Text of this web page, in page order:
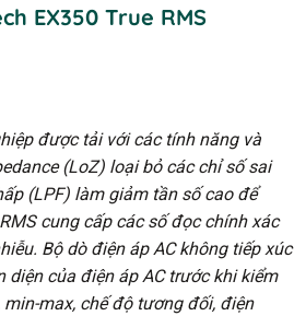
EX350 True RMS
được tải với các tính năng và
(LoZ) loại bỏ các chỉ số sai
(LPF) làm giảm tần số cao để
cung cấp các số đọc chính xác
Bộ dò điện áp AC không tiếp xúc
của điện áp AC trước khi kiểm
max, chế độ tương đối, điện